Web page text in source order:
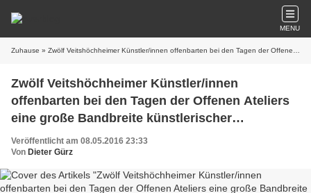
MENU
Zuhause » Zwölf Veitshöchheimer Künstler/innen offenbarten bei den Tagen der Offenen Ateliers eine große Bandbreite künstlerischer Ausdrucksformen
Zwölf Veitshöchheimer Künstler/innen
offenbarten bei den Tagen der Offenen Ateliers
eine große Bandbreite künstlerischer
Ausdrucksformen
Veröffentlicht am 08.05.2016 23:33
Von Dieter Gürz